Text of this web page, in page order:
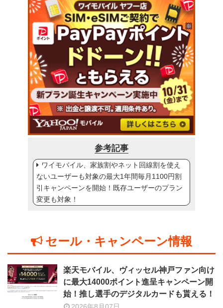
参考記事
ワイモバイル、家族割やネット回線割を使え
ないユーザーも対象の最大1年間毎月1100円割
引キャンペーンを開始！既存ユーザーのプラン
変更も対象！
セール・キャンペーン情報
楽天モバイル、ヴィッセル神戸ファン向け
に最大14000ポイント進呈キャンペーン開
始！推し選手のデジタルカードも貰える！